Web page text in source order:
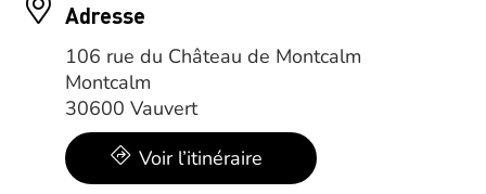
Adresse
106 rue du Château de Montcalm
Montcalm
30600 Vauvert
Voir l’itinéraire